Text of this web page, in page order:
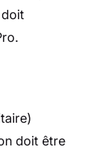
doit être